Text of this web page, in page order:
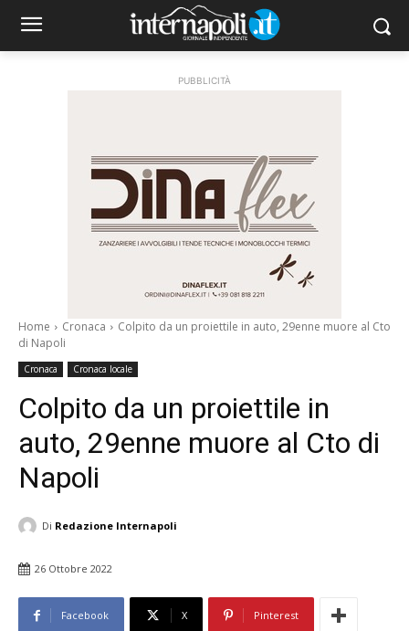
PUBBLICITÀ
Home Cronaca
Colpito da un proiettile in auto, 29enne muore al Cto
di Napoli
Cronaca Cronaca locale
Colpito da un proiettile in
auto, 29enne muore al Cto di
Napoli
Di Redazione Internapoli
26 Ottobre 2022
Facebook X Pinterest